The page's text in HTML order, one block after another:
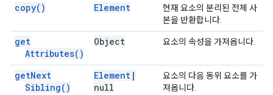
copy( ) Element
현재 요소의 분리된 전체 사
본을 반환합니다.
get
Attributes( )
Object 요소의 속성을 가져옵니다.
getNext
Sibling( )
Element |
null
요소의 다음 동위 요소를 가
져옵니다.